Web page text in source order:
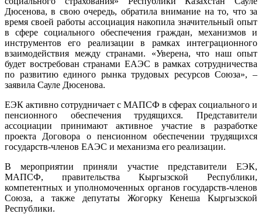
Дюсенова, в свою очередь, обратила внимание на то, что за
время своей работы ассоциация накопила значительный опыт
в сфере социального обеспечения граждан, механизмов и
инструментов его реализации в рамках интеграционного
взаимодействия между странами. «Уверена, что наш опыт
будет востребован странами ЕАЭС в рамках сотрудничества
по развитию единого рынка трудовых ресурсов Союза», –
заявила Сауле Дюсенова.
ЕЭК активно сотрудничает с МАПСФ в сферах социального и
пенсионного обеспечения трудящихся. Представители
ассоциации принимают активное участие в разработке
проекта Договора о пенсионном обеспечении трудящихся
государств-членов ЕАЭС и механизма его реализации.
В мероприятии приняли участие представители ЕЭК,
МАПСФ, правительства Кыргызской Республики,
компетентных и уполномоченных органов государств-членов
Союза, а также депутаты Жогорку Кенеша Кыргызской
Республики.